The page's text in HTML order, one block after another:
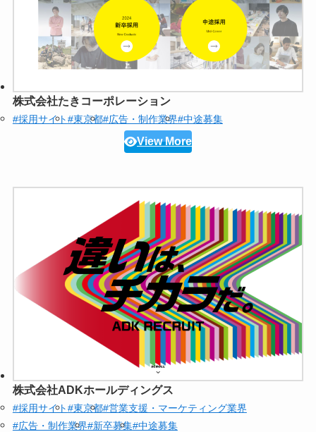
株式会社たきコーポレーション
#採用サイト#東京都#広告・制作業界#中途募集
View More
株式会社ADKホールディングス
#採用サイト#東京都#営業支援・マーケティング業界
#広告・制作業界#新卒募集#中途募集